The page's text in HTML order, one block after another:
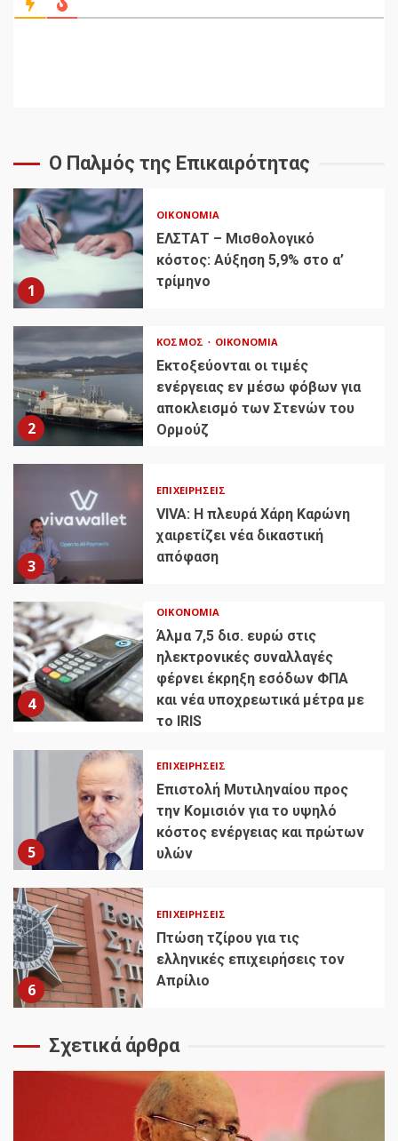
Ο Παλμός της Επικαιρότητας
1
ΟΙΚΟΝΟΜΊΑ
ΕΛΣΤΑΤ – Μισθολογικό
κόστος: Αύξηση 5,9% στο α’
τρίμηνο
2
ΚΌΣΜΟΣ ΟΙΚΟΝΟΜΊΑ
Εκτοξεύονται οι τιμές
ενέργειας εν μέσω φόβων για
αποκλεισμό των Στενών του
Ορμούζ
3
ΕΠΙΧΕΙΡΉΣΕΙΣ
VIVA: Η πλευρά Χάρη Καρώνη
χαιρετίζει νέα δικαστική
απόφαση
4
ΟΙΚΟΝΟΜΊΑ
Άλμα 7,5 δισ. ευρώ στις
ηλεκτρονικές συναλλαγές
φέρνει έκρηξη εσόδων ΦΠΑ
και νέα υποχρεωτικά μέτρα με
το IRIS
5
ΕΠΙΧΕΙΡΉΣΕΙΣ
Επιστολή Μυτιληναίου προς
την Κομισιόν για το υψηλό
κόστος ενέργειας και πρώτων
υλών
6
ΕΠΙΧΕΙΡΉΣΕΙΣ
Πτώση τζίρου για τις
ελληνικές επιχειρήσεις τον
Απρίλιο
Σχετικά άρθρα